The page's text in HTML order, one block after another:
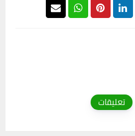
تعليقات